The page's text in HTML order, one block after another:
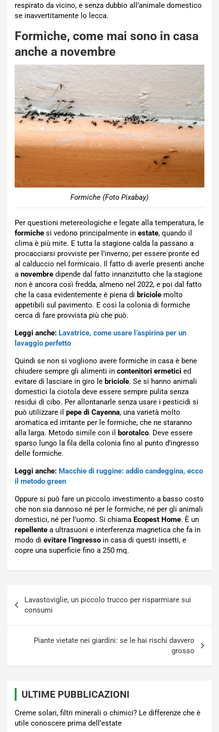
respirato da vicino, e senza dubbio all’animale domestico
se inavvertitamente lo lecca.
Formiche, come mai sono in casa
anche a novembre
Formiche (Foto Pixabay)
Per questioni metereologiche e legate alla temperatura, le
formiche si vedono principalmente in estate, quando il
clima è più mite. E tutta la stagione calda la passano a
procacciarsi provviste per l’inverno, per essere pronte ed
al calduccio nel formicaio. Il fatto di averle presenti anche
a novembre dipende dal fatto innanzitutto che la stagione
non è ancora così fredda, almeno nel 2022, e poi dal fatto
che la casa evidentemente è piena di briciole molto
appetibili sul pavimento. E così la colonia di formiche
cerca di fare provvista più che può.
Leggi anche: Lavatrice, come usare l’aspirina per un
lavaggio perfetto
Quindi se non si vogliono avere formiche in casa è bene
chiudere sempre gli alimenti in contenitori ermetici ed
evitare di lasciare in giro le briciole. Se si hanno animali
domestici la ciotola deve essere sempre pulita senza
residui di cibo. Per allontanarle senza usare i pesticidi si
può utilizzare il pepe di Cayenna, una varietà molto
aromatica ed irritante per le formiche, che ne staranno
alla larga. Metodo simile con il
borotalco. Deve essere
sparso lungo la fila della colonia fino al punto d’ingresso
delle formiche.
Leggi anche: Macchie di ruggine: addio candeggina, ecco
il metodo green
Oppure si può fare un piccolo investimento a basso costo
che non sia dannoso né per le formiche, né per gli animali
domestici, né per l’uomo. Si chiama Ecopest Home. È un
repellente a ultrasuoni e interferenza magnetica che fa in
modo di evitare l’ingresso in casa di questi insetti, e
copre una superficie fino a 250 mq.
articoli
Lavastoviglie, un piccolo trucco per risparmiare sui
consumi
Piante vietate nei giardini: se le hai rischi davvero
grosso
ULTIME PUBBLICAZIONI
Creme solari, filtri minerali o chimici? Le differenze che è
utile conoscere prima dell’estate